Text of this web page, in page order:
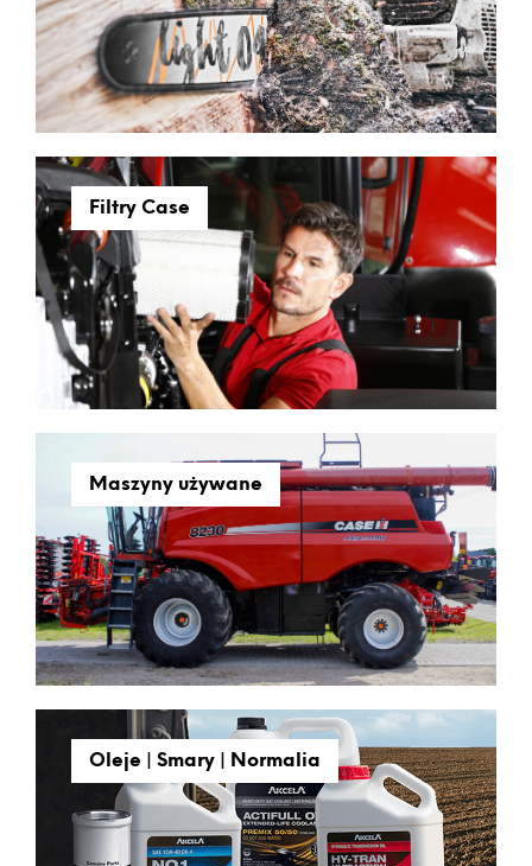
Filtry Case
Maszyny używane
Oleje | Smary | Normalia